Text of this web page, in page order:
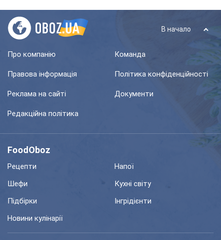
В начало
Про компанію Команда
Правова інформація Політика конфіденційності
Реклама на сайті Документи
Редакційна політика
FoodOboz
Рецепти
Напої
Шефи
Кухні світу
Підбірки
Інгрідієнти
Новини кулінарії